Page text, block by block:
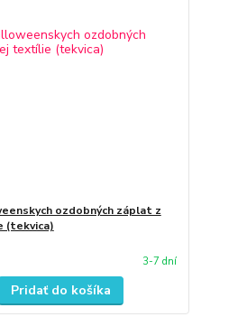
ozdobných záplat z
(tekvica)
3-7 dní
Pridať do košíka